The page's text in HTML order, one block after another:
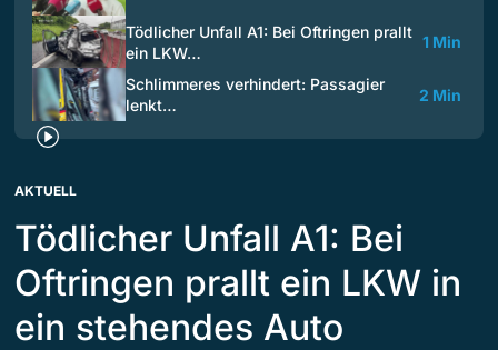
Tödlicher Unfall A1: Bei Oftringen prallt
ein LKW…
1 Min
Schlimmeres verhindert: Passagier
lenkt…
2 Min
AKTUELL
Tödlicher Unfall A1: Bei
Oftringen prallt ein LKW in
ein stehendes Auto